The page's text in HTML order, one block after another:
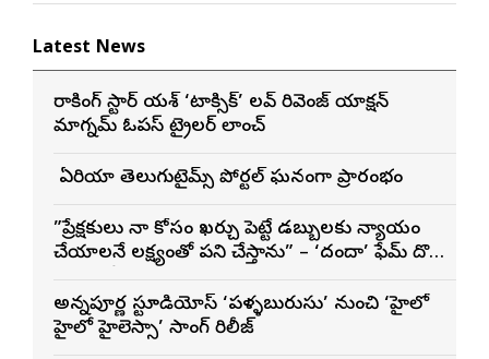
Latest News
రాకింగ్ స్టార్ యశ్ ‘టాక్సిక్’ లవ్ రివెంజ్ యాక్షన్
మాగ్నమ్ ఓపస్‌ ట్రైలర్ లాంచ్
బే ఏరియా తెలుగుటైమ్స్ పోర్టల్ ఘనంగా ప్రారంభం
”ప్రేక్షకులు నా కోసం ఖర్చు పెట్టే డబ్బులకు న్యాయం
చేయాలనే లక్ష్యంతో పని చేస్తాను” – ‘దందా’ ఫేమ్ దొర
అన్నపూర్ణ స్టూడియోస్ ‘పళ్ళబురుసు’ నుంచి ‘హైలో
హైలో హైలెస్సా’ సాంగ్ రిలీజ్